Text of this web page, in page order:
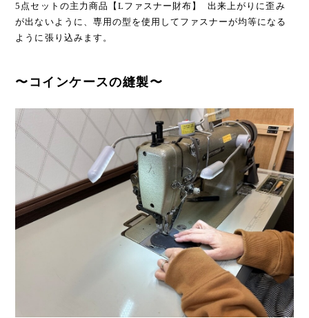
5点セットの主力商品【Lファスナー財布】 出来上がりに歪み
が出ないように、専用の型を使用してファスナーが均等になる
ように張り込みます。
〜コインケースの縫製〜